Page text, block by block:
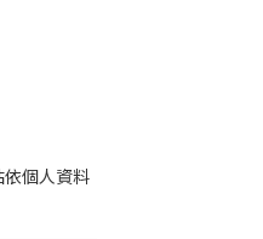
個人資料